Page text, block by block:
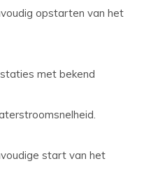
opstarten van het
met bekend
start van het